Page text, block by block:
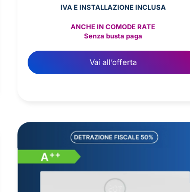
IVA E INSTALLAZIONE INCLUSA
ANCHE IN COMODE RATE
Senza busta paga
Vai all’offerta